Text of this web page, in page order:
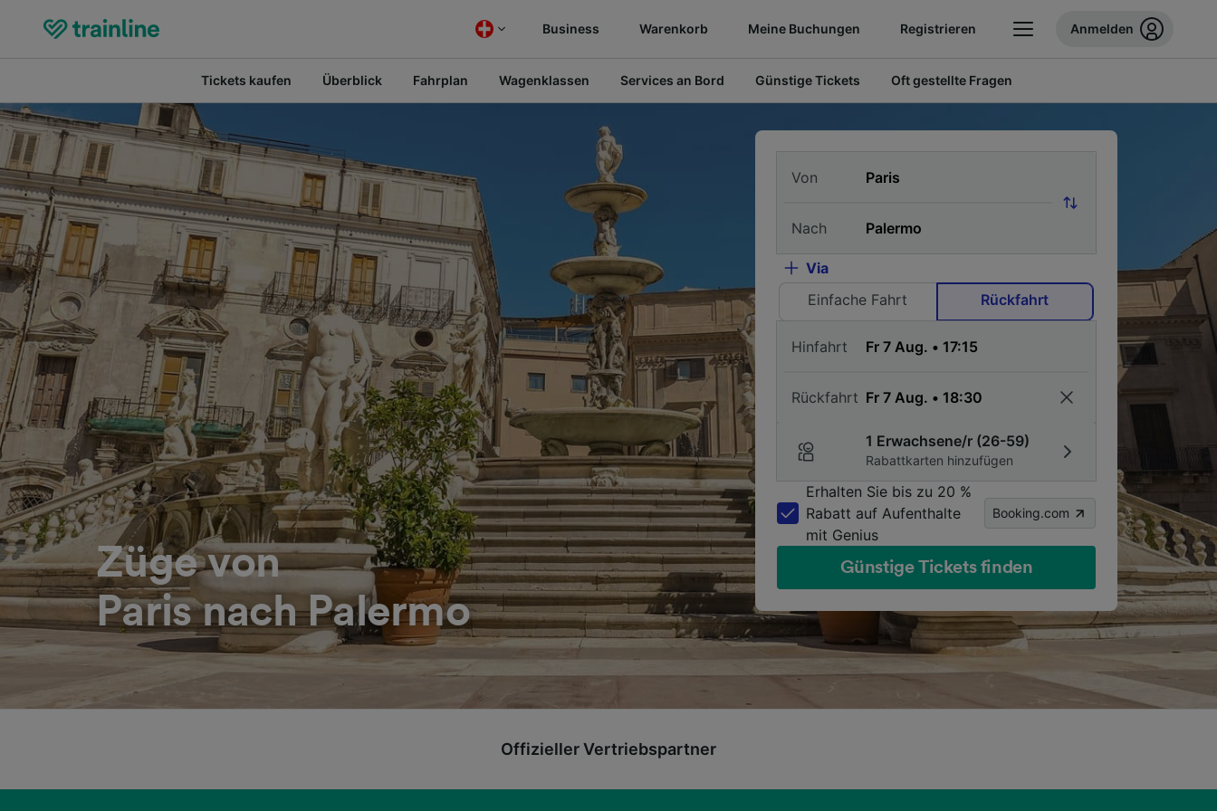
Business Warenkorb Meine Buchungen Registrieren Anmelden
Tickets kaufen Überblick Fahrplan Wagenklassen Services an Bord Günstige Tickets Oft gestellte Fragen
Züge von
Paris nach Palermo
Von
Nach
Via
Einfache Fahrt
Rückfahrt
Hinfahrt
Rückfahrt
1 Erwachsene/r (26-59)
Rabattkarten hinzufügen
Erhalten Sie bis zu 20 %
Rabatt auf Aufenthalte
mit Genius
Booking.com
Günstige Tickets finden
Offizieller Vertriebspartner